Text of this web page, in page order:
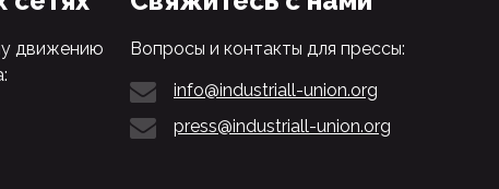
движению
Вопросы и контакты для прессы:
info@industriall-union.org
press@industriall-union.org